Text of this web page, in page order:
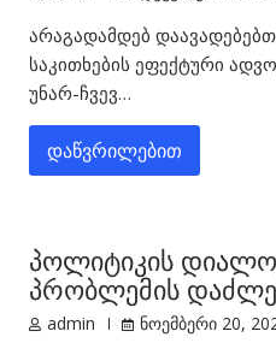
არაგადამდებ
საკითხების ეფექტური
უნარ-ჩვევ…
დაწვრილებით
პოლიტიკის
პრობლემის
admin ნოემბერი 20,